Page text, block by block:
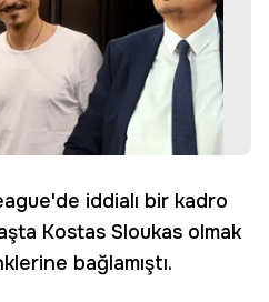
iddialı bir kadro
Kostas Sloukas olmak
bağlamıştı.